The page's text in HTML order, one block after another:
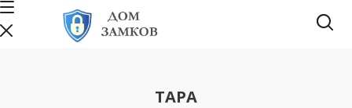
ТАРА